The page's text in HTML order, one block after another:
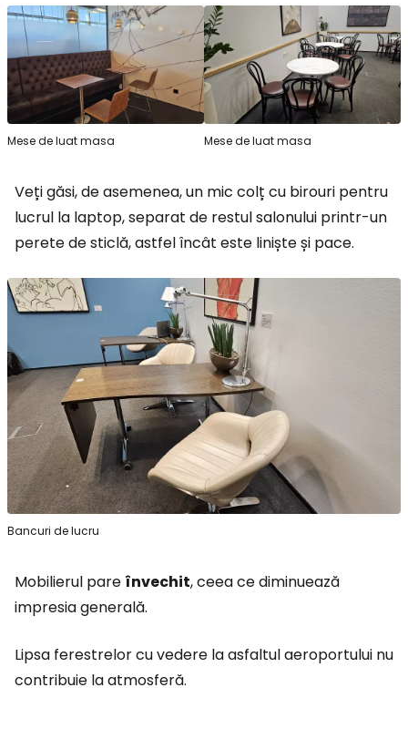
Mese de luat masa Mese de luat masa
Veți găsi, de asemenea, un mic colț cu birouri pentru
lucrul la laptop, separat de restul salonului printr-un
perete de sticlă, astfel încât este liniște și pace.
Bancuri de lucru
Mobilierul pare învechit, ceea ce diminuează
impresia generală.
Lipsa ferestrelor cu vedere la asfaltul aeroportului nu
contribuie la atmosferă.